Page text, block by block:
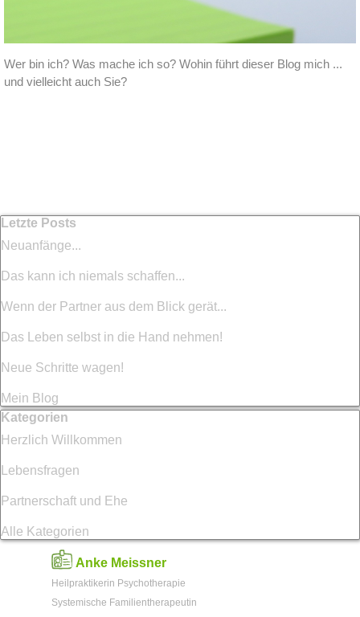
Wer bin ich? Was mache ich so? Wohin führt dieser Blog mich ...
und vielleicht auch Sie?
Block überspringen Letzte Posts
Letzte Posts
Neuanfänge...
Das kann ich niemals schaffen...
Wenn der Partner aus dem Blick gerät...
Das Leben selbst in die Hand nehmen!
Neue Schritte wagen!
Mein Blog
Block überspringen Kategorien
Kategorien
Herzlich Willkommen
Lebensfragen
Partnerschaft und Ehe
Alle Kategorien
Anke Meissner
Heilpraktikerin Psychotherapie
Systemische Familientherapeutin